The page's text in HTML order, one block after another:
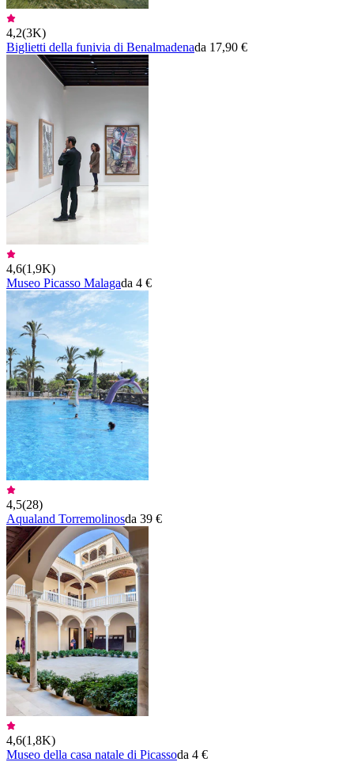
4,2(3K)
Biglietti della funivia di Benalmadenada 17,90 €
4,6(1,9K)
Museo Picasso Malagada 4 €
4,5(28)
Aqualand Torremolinosda 39 €
4,6(1,8K)
Museo della casa natale di Picassoda 4 €